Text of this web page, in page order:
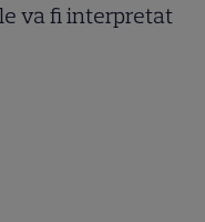
va fi interpretat